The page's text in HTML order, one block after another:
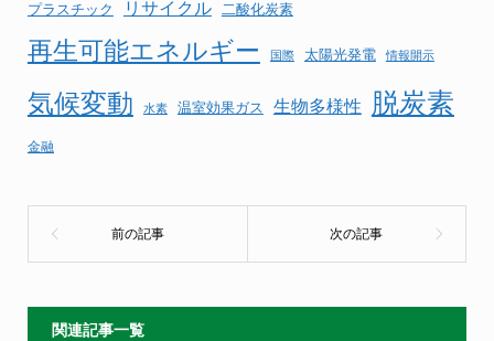
プラスチック リサイクル 二酸化炭素
再生可能エネルギー 国際 太陽光発電 情報開示
気候変動 水素 温室効果ガス 生物多様性 脱炭素
金融
関連記事一覧